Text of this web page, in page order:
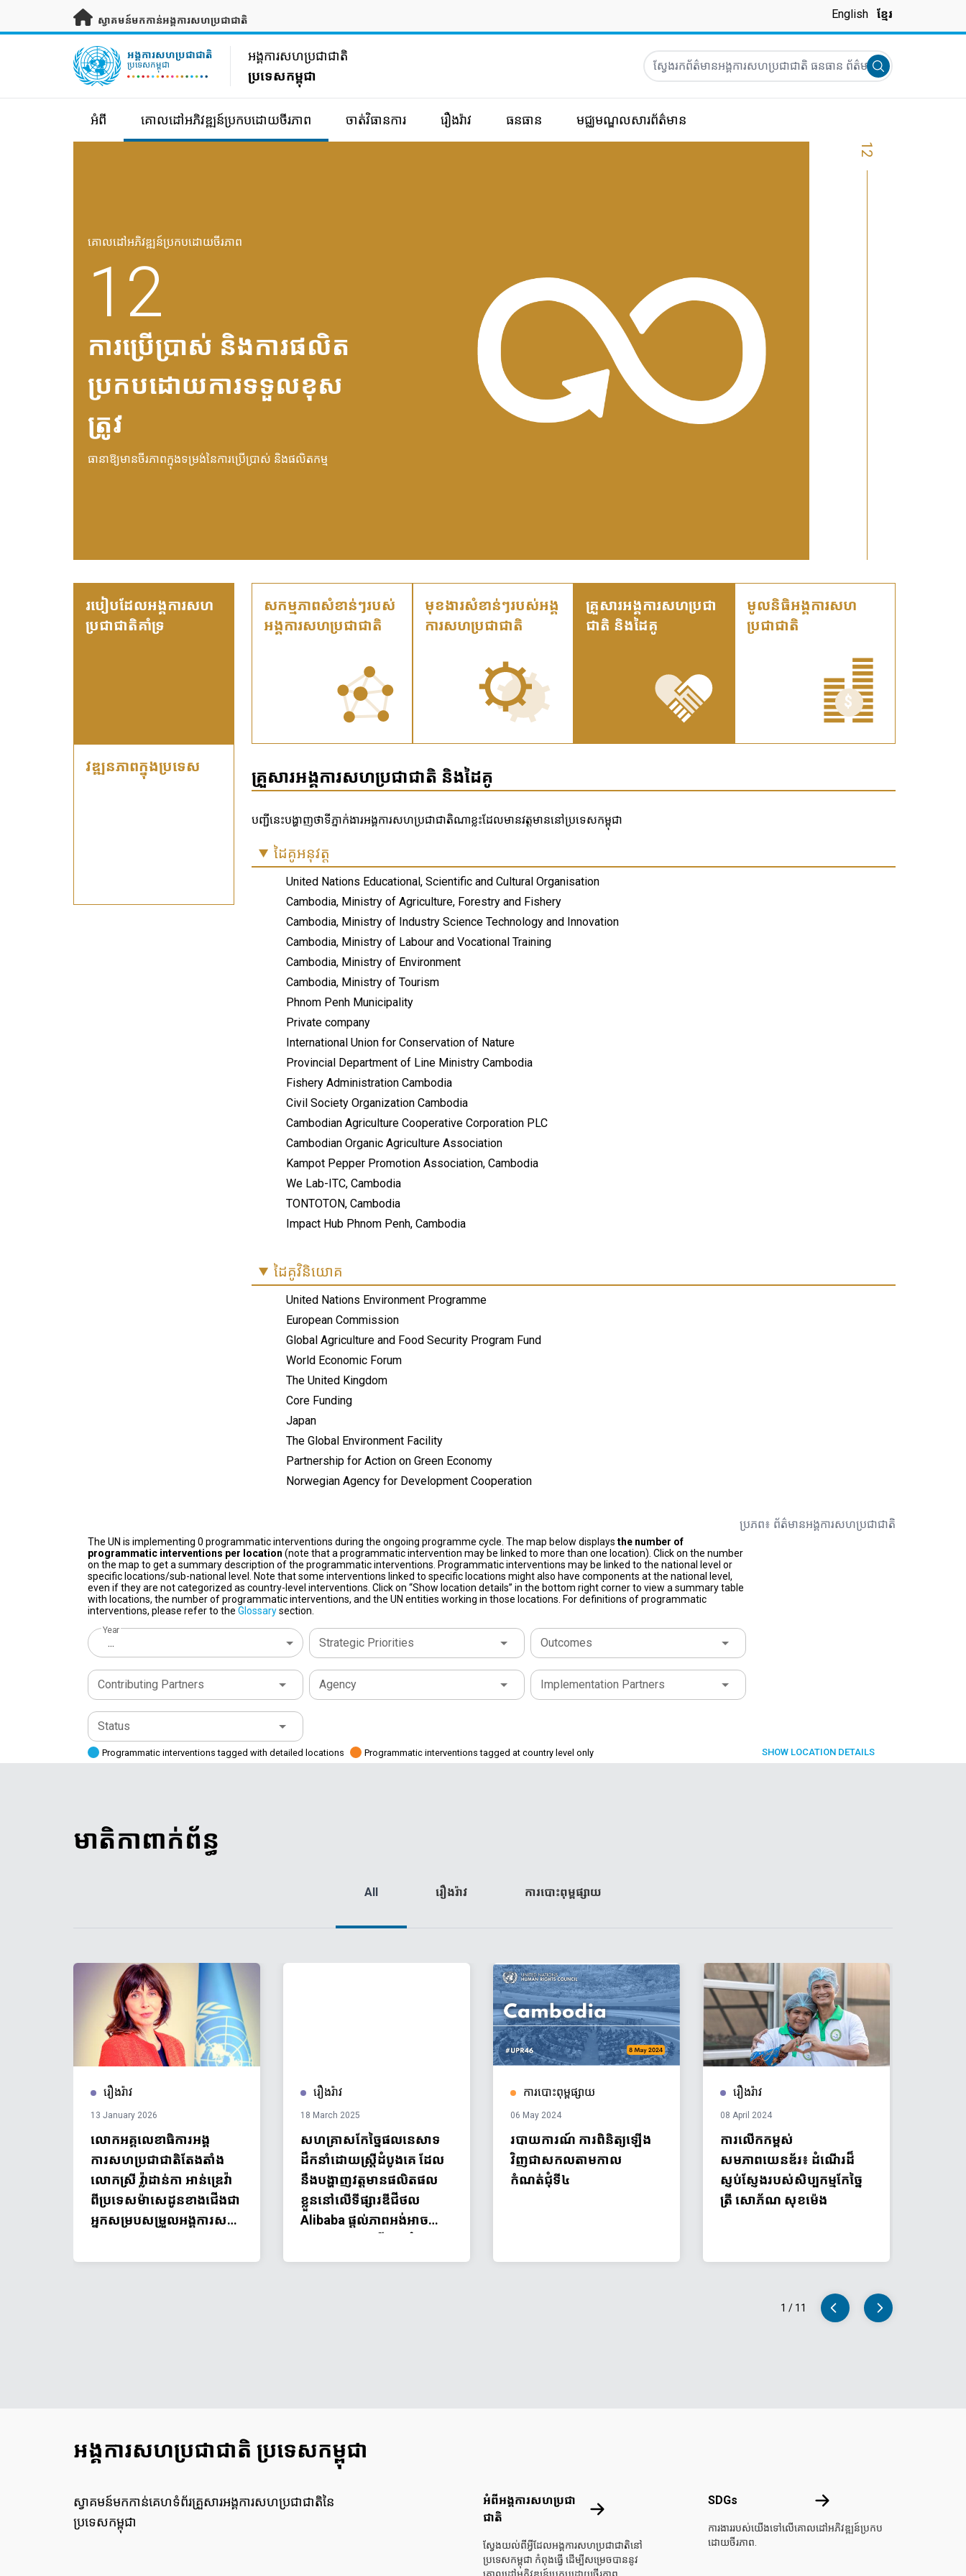
រំលងទៅមាតិកាសំខាន់
ស្វាគមន៍មកកាន់អង្គការសហប្រជាជាតិ English ខ្មែរ
UN Logo អង្គការសហប្រជាជាតិ
ប្រទេសកម្ពុជា
អង្គការសហប្រជាជាតិ
ប្រទេសកម្ពុជា
ស្វែងរកព័ត៌មានអង្គការសហប្រជាជាតិ ធនធាន ព័ត៌មាន និងផ្សេងៗទៀត
Submit search
អំពី គោលដៅអភិវឌ្ឍន៍ប្រកបដោយចីរភាព ចាត់វិធានការ រឿងរ៉ាវ ធនធាន មជ្ឈមណ្ឌលសារព័ត៌មាន
គោលដៅអភិវឌ្ឍន៍ប្រកបដោយចីរភាព
12
ការប្រើប្រាស់ និងការផលិត
ប្រកបដោយការទទួលខុស
ត្រូវ
ធានាឱ្យមានចីរភាពក្នុងទម្រង់នៃការប្រើប្រាស់ និងផលិតកម្ម
12
របៀបដែលអង្គការសហ
ប្រជាជាតិគាំទ្រ
វឌ្ឍនភាពក្នុងប្រទេស
សកម្មភាពសំខាន់ៗរបស់
អង្គការសហប្រជាជាតិ
មុខងារសំខាន់ៗរបស់អង្គ
ការសហប្រជាជាតិ
គ្រួសារអង្គការសហប្រជា
ជាតិ និងដៃគូ
មូលនិធិអង្គការសហ
ប្រជាជាតិ
គ្រួសារអង្គការសហប្រជាជាតិ និងដៃគូ
បញ្ជី​នេះ​បង្ហាញ​ថា​ទីភ្នាក់ងារអង្គការសហប្រជាជាតិណាខ្លះដែលមានវត្តមាននៅប្រទេសកម្ពុជា
ដៃគូអនុវត្ត
United Nations Educational, Scientific and Cultural Organisation
Cambodia, Ministry of Agriculture, Forestry and Fishery
Cambodia, Ministry of Industry Science Technology and Innovation
Cambodia, Ministry of Labour and Vocational Training
Cambodia, Ministry of Environment
Cambodia, Ministry of Tourism
Phnom Penh Municipality
Private company
International Union for Conservation of Nature
Provincial Department of Line Ministry Cambodia
Fishery Administration Cambodia
Civil Society Organization Cambodia
Cambodian Agriculture Cooperative Corporation PLC
Cambodian Organic Agriculture Association
Kampot Pepper Promotion Association, Cambodia
We Lab-ITC, Cambodia
TONTOTON, Cambodia
Impact Hub Phnom Penh, Cambodia
ដៃគូវិនិយោគ
United Nations Environment Programme
European Commission
Global Agriculture and Food Security Program Fund
World Economic Forum
The United Kingdom
Core Funding
Japan
The Global Environment Facility
Partnership for Action on Green Economy
Norwegian Agency for Development Cooperation
ប្រភព៖ ព័ត៌មានអង្គការសហប្រជាជាតិ
The UN is implementing 0 programmatic interventions during the ongoing programme cycle. The map below displays the number of
programmatic interventions per location (note that a programmatic intervention may be linked to more than one location). Click on the number
on the map to get a summary description of the programmatic interventions. Programmatic interventions may be linked to the national level or
specific locations/sub-national level. Note that some interventions linked to specific locations might also have components at the national level,
even if they are not categorized as country-level interventions. Click on “Show location details” in the bottom right corner to view a summary table
with locations, the number of programmatic interventions, and the UN entities working in those locations. For definitions of programmatic
interventions, please refer to the Glossarysection.
Year
... Strategic Priorities Outcomes
Contributing Partners Agency Implementation Partners
Status
Programmatic interventions tagged with detailed locations Programmatic interventions tagged at country level only SHOW LOCATION DETAILS
មាតិកាពាក់ព័ន្ធ
All រឿងរ៉ាវ ការបោះពុម្ពផ្សាយ
រឿងរ៉ាវ
13 January 2026
លោកអគ្គលេខាធិការអង្គ
ការសហប្រជាជាតិតែងតាំង
លោកស្រី វ្ល៉ាដាន់កា អាន់ឌ្រេវ៉ា
ពីប្រទេសម៉ាសេដូនខាងជើងជា
អ្នកសម្របសម្រួលអង្គការសហ
រឿងរ៉ាវ
18 March 2025
សហគ្រាសកែច្នៃផលនេសាទ
ដឹកនាំដោយស្ត្រីដំបូងគេ ដែល
នឹងបង្ហាញវត្តមានផលិតផល
ខ្លួននៅលើទីផ្សារឌីជីថល
Alibaba ផ្តល់ភាពអង់អាច
ក្រោយ
ការបោះពុម្ពផ្សាយ
06 May 2024
របាយការណ៍ ការពិនិត្យឡើង
វិញជាសកលតាមកាល
កំណត់ជុំទី៤
រឿងរ៉ាវ
08 April 2024
ការលើកកម្ពស់
សមភាពយេនឌ័រ៖ ដំណើរដ៏
ស្ញប់ស្ញែងរបស់សិប្បកម្មកែច្នៃ
ត្រី សោភ័ណ សុខម៉េង
1 / 11
អង្គការសហប្រជាជាតិ ប្រទេសកម្ពុជា
ស្វាគមន៍មកកាន់គេហទំព័រគ្រួសារអង្គការសហប្រជាជាតិនៃ
ប្រទេសកម្ពុជា
អំពីអង្គការសហប្រជា
ជាតិ
អំពីអង្គការសហប្រជាជាតិ
ស្វែងយល់ពីអ្វីដែលអង្គការសហប្រជាជាតិនៅ
ប្រទេសកម្ពុជា កំពុងធ្វើ ដើម្បីសម្រេចបាននូវ
SDGs SDGs
ការងាររបស់យើងទៅលើគោលដៅអភិវឌ្ឍន៍ប្រកប
ដោយចីរភាព.